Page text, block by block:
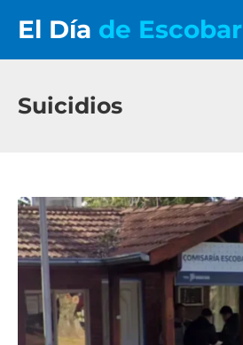
El Día de Escobar
Suicidios